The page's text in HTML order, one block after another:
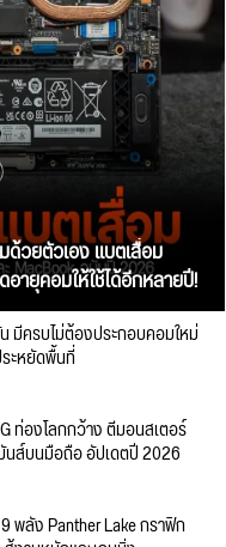
วยตัวเอง แบตเสื่อม
ายุคอมให้ใช้ได้อีกหลายปี!
มีครบไม่ต้องประกอบคอมใหม่
ะหยัดพื้นที่
ท่องโลกกว้าง ตีมอนสเตอร์
ส์บนมือถือ อัปเดตปี 2026
พลัง Panther Lake กราฟิก